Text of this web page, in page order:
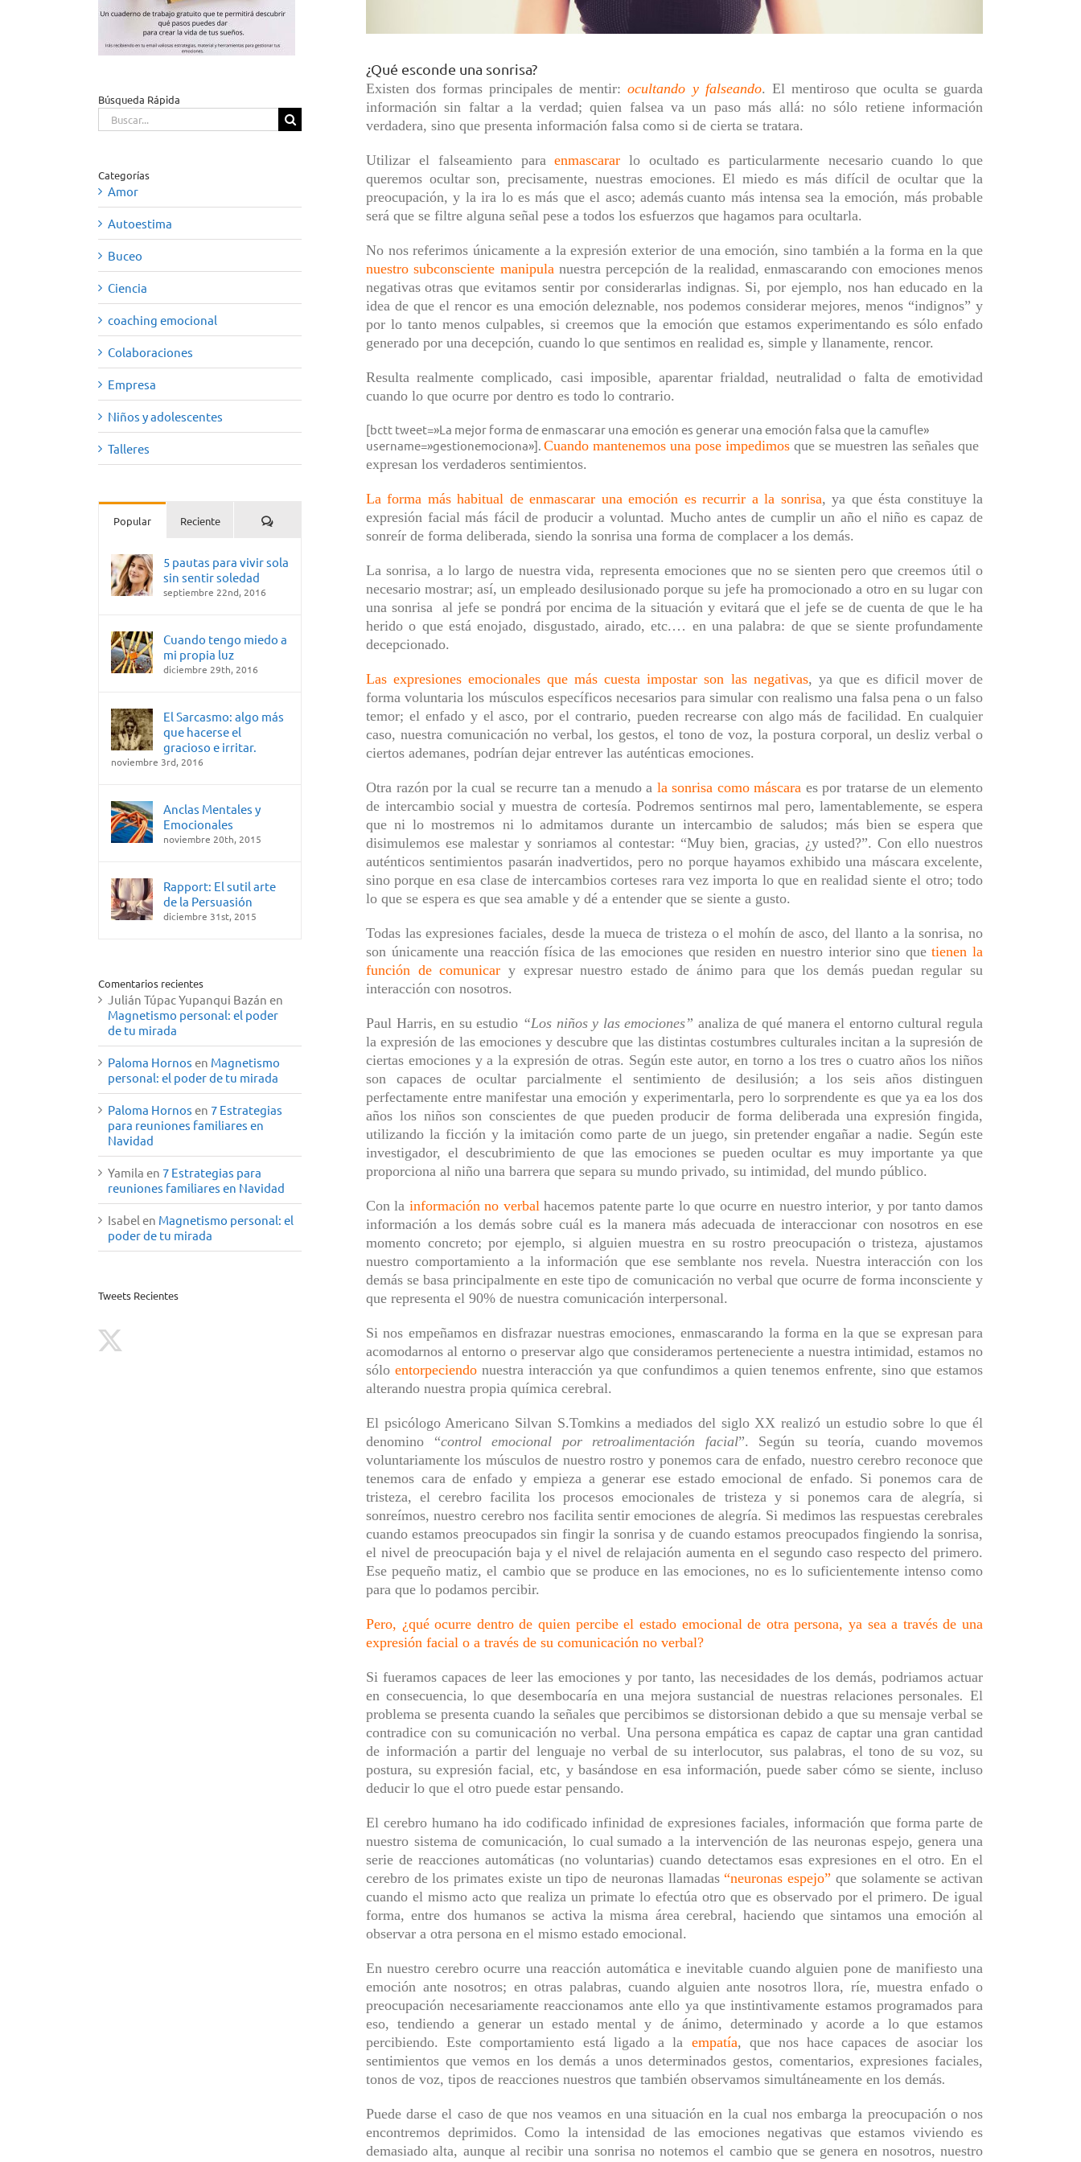
¿Qué esconde una sonrisa?
Existen dos formas principales de mentir:ocultando y falseando. El mentiroso que oculta se guarda
información sin faltar a la verdad;quien falsea va un paso más allá: no sólo retiene información
verdadera, sino que presenta información falsa como si de cierta se tratara.
Utilizar el falseamiento paraenmascarar lo ocultado es particularmente necesario cuando lo que
queremos ocultar son,precisamente, nuestras emociones. Elmiedo es más difícil de ocultar que la
preocupación, y la ira lo es más que el asco; además cuanto más intensa sea la emoción, más probable
será que se filtre alguna señal pese a todos los esfuerzos que hagamos para ocultarla.
No nosreferimos únicamente a la expresión exterior de una emoción, sino también ala forma en la que
nuestro subconsciente manipula nuestra percepción de la realidad, enmascarando con emociones menos
negativas otras queevitamos sentirpor considerarlas indignas. Si, por ejemplo, nos han educado en la
idea de que el rencor es una emoción deleznable, nos podemos considerar mejores, menos “indignos” y
por lo tanto menos culpables, si creemos que la emoción que estamos experimentando es sólo enfado
generado por una decepción, cuando lo que sentimos en realidad es, simple y llanamente, rencor.
Resulta realmente complicado, casi imposible, aparentar frialdad, neutralidad o falta de emotividad
cuando lo que ocurre por dentro es todo lo contrario.
[bctt tweet=»La mejor forma de enmascarar una emoción es generar una emoción falsa que la camufle»
username=»gestionemociona»]. Cuando mantenemos una pose impedimos que se muestren las señales que
expresan los verdaderos sentimientos.
La forma más habitual deenmascarar una emoción es recurrir a la sonrisa,ya que ésta constituye la
expresión facial más fácil de producir a voluntad. Mucho antes de cumplir un año el niño es capaz de
sonreír de forma deliberada, siendo la sonrisa una forma de complacer a los demás.
La sonrisa, a lo largo de nuestra vida, representa emociones que no se sienten pero que creemos útil o
necesario mostrar; así, un empleado desilusionado porque su jefe ha promocionado a otro en su lugar con
una sonrisa al jefe se pondrá por encima de la situación y evitará que el jefe se de cuenta de que le ha
heridoo que estáenojado, disgustado, airado, etc.… en una palabra: de que se siente profundamente
decepcionado.
Las expresiones emocionales que más cuesta impostar son las negativas, ya que es dificil moverde
forma voluntaria los músculos específicos necesarios para simular con realismo una falsapena o un falso
temor; el enfadoy el asco, por el contrario, pueden recrearse con algo más de facilidad. En cualquier
caso, nuestra comunicación no verbal,los gestos, el tono de voz, la postura corporal, un desliz verbal o
ciertos ademanes, podrían dejar entrever las auténticas emociones.
Otra razón por la cual se recurre tan a menudo a la sonrisa como máscara es por tratarse de un elemento
de intercambio social y muestra de cortesía. Podremos sentirnos mal pero, lamentablemente, se espera
que ni lo mostremos ni lo admitamos duranteun intercambio de saludos; más bien se espera que
disimulemos ese malestar y sonriamos al contestar: “Muy bien, gracias, ¿y usted?”. Con ello nuestros
auténticos sentimientos pasarán inadvertidos, pero no porque hayamos exhibido una máscara excelente,
sino porque en esa clase de intercambios corteses rara vez importa lo que en realidad siente el otro; todo
lo que se espera es que sea amable y dé a entender que se siente a gusto.
Todas las expresiones faciales, desde la mueca de tristeza o el mohín de asco,del llanto a la sonrisa, no
son únicamente una reacción física de las emociones que residen en nuestro interior sino quetienen la
función de comunicar y expresar nuestro estado de ánimo para que los demás puedanregularsu
interacción con nosotros.
Paul Harris, en su estudio “Los niños y las emociones” analiza de qué manera el entorno cultural regula
la expresión de las emociones y descubre que las distintas costumbres culturales incitan a la supresión de
ciertas emociones y a la expresión de otras. Según este autor,en torno a lostres o cuatro años los niños
son capaces de ocultar parcialmenteel sentimiento de desilusión; a los seis años distinguen
perfectamente entre manifestar una emoción y experimentarla, pero lo sorprendente es queya ea los dos
años los niños son conscientes de que pueden producir de forma deliberada una expresión fingida,
utilizando la ficción y la imitación como parte de un juego, sin pretenderengañar a nadie. Según este
investigador, el descubrimiento de que las emociones se pueden ocultar es muy importante ya que
proporciona al niño una barrera que separa su mundo privado, su intimidad, del mundo público.
Con la información no verbal hacemos patenteparte lo que ocurre en nuestro interior, y por tanto damos
información a los demás sobre cuál es la manera más adecuada de interaccionar con nosotros en ese
momento concreto; por ejemplo, sialguien muestra en su rostro preocupación o tristeza, ajustamos
nuestro comportamiento a la información que ese semblante nos revela. Nuestra interacción con los
demás se basa principalmente en este tipo de comunicación no verbal que ocurre de forma inconsciente y
que representa el 90% de nuestra comunicación interpersonal.
Si nos empeñamos en disfrazar nuestras emociones, enmascarando la forma en la que se expresan para
acomodarnos al entorno o preservar algo que consideramos perteneciente a nuestra intimidad, estamos no
sóloentorpeciendo nuestra interacción ya que confundimosa quien tenemos enfrente, sino que estamos
alterando nuestra propia química cerebral.
El psicólogo Americano Silvan S.Tomkins a mediados del siglo XX realizó un estudio sobre lo que él
denomino “control emocional por retroalimentación facial”. Según su teoría, cuando movemos
voluntariamente los músculos de nuestro rostro y ponemos cara de enfado, nuestro cerebro reconoce que
tenemos cara de enfado y empieza a generar ese estado emocional de enfado. Si ponemos cara de
tristeza, el cerebro facilita los procesos emocionales de tristeza y si ponemos cara de alegría, si
sonreímos, nuestro cerebro nos facilita sentir emociones de alegría. Si medimos las respuestas cerebrales
cuando estamos preocupados sin fingir la sonrisa y de cuando estamos preocupados fingiendo la sonrisa,
el nivel de preocupación baja y el nivel de relajación aumenta en el segundo caso respecto del primero.
Ese pequeño matiz, el cambio que se produce en las emociones, no es lo suficientemente intenso como
para que lo podamos percibir.
Pero, ¿qué ocurre dentro de quien percibe el estado emocional de otra persona, ya sea a través de una
expresión facial o a través de su comunicación no verbal?
Sifueramos capaces de leer las emociones y por tanto, las necesidades de los demás, podriamos actuar
en consecuencia, lo que desembocaría en una mejora sustancial de nuestras relaciones personales.El
problema se presenta cuando la señales que percibimos se distorsionan debido a que su mensaje verbal se
contradice con su comunicación no verbal. Una persona empática es capaz de captar una gran cantidad
de información a partir del lenguaje no verbal de su interlocutor, sus palabras, el tono de su voz, su
postura, su expresión facial, etc, ybasándose en esa información, puede saber cómo se siente, incluso
deducir lo que el otro puede estar pensando.
El cerebro humano ha ido codificado infinidad deexpresiones faciales, información que forma parte de
nuestro sistema de comunicación, lo cual sumado a la intervención de las neuronas espejo, genera una
serie de reacciones automáticas (no voluntarias) cuando detectamos esas expresiones en el otro. En el
cerebro de los primates existe un tipo de neuronas llamadas“neuronas espejo” que solamente se activan
cuando el mismo acto que realiza un primate lo efectúa otro que es observado por el primero. De igual
forma, entre dos humanos se activa la misma área cerebral, haciendo que sintamos una emoción al
observar a otra persona en el mismo estado emocional.
En nuestro cerebro ocurre una reacción automática e inevitable cuando alguien pone de manifiesto una
emoción ante nosotros; en otras palabras, cuando alguien ante nosotros llora, ríe, muestra enfado o
preocupación necesariamente reaccionamos ante ello ya que instintivamente estamos programados para
eso,tendiendo a generar un estado mental y de ánimo, determinado y acorde a lo que estamos
percibiendo.Este comportamiento está ligado a la empatía, que nos hace capaces de asociar los
sentimientos que vemos en los demás a unos determinados gestos, comentarios, expresiones faciales,
tonos de voz, tipos de reacciones nuestros que también observamos simultáneamente en los demás.
Puede darse el caso de que nos veamos en una situación en la cual nos embarga la preocupación o nos
encontremos deprimidos. Como la intensidad de las emociones negativas que estamos viviendo es
demasiado alta, aunque al recibir una sonrisa no notemos el cambio que se genera en nosotros, nuestro
Búsqueda Rápida
Buscar:
Categorías
Amor
Autoestima
Buceo
Ciencia
coaching emocional
Colaboraciones
Empresa
Niños y adolescentes
Talleres
Popular Reciente Comentarios
5 pautas para vivir sola
sin sentir soledad
septiembre 22nd, 2016
Cuando tengo miedo a
mi propia luz
diciembre 29th, 2016
El Sarcasmo: algo más
que hacerse el
gracioso e irritar.
noviembre 3rd, 2016
Anclas Mentales y
Emocionales
noviembre 20th, 2015
Rapport: El sutil arte
de la Persuasión
diciembre 31st, 2015
Comentarios recientes
Julián Túpac Yupanqui Bazán en
Magnetismo personal: el poder
de tu mirada
Paloma Hornos en Magnetismo
personal: el poder de tu mirada
Paloma Hornos en 7 Estrategias
para reuniones familiares en
Navidad
Yamila en 7 Estrategias para
reuniones familiares en Navidad
Isabel en Magnetismo personal: el
poder de tu mirada
Tweets Recientes